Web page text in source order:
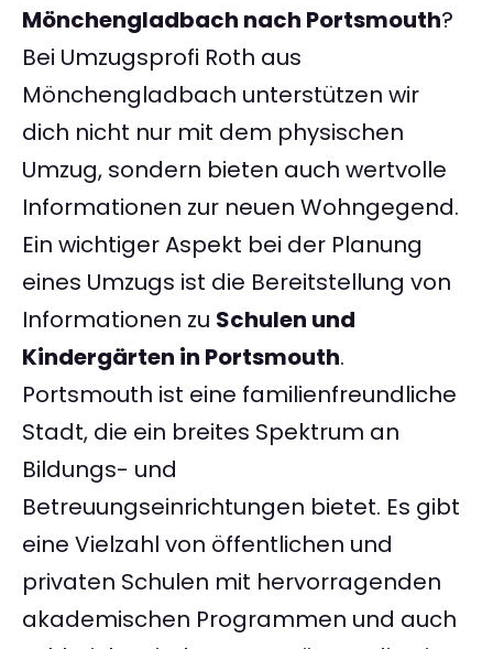
Mönchengladbach nach Portsmouth?
Bei Umzugsprofi Roth aus
Mönchengladbach unterstützen wir
dich nicht nur mit dem physischen
Umzug, sondern bieten auch wertvolle
Informationen zur neuen Wohngegend.
Ein wichtiger Aspekt bei der Planung
eines Umzugs ist die Bereitstellung von
Informationen zu Schulen und
Kindergärten in Portsmouth.
Portsmouth ist eine familienfreundliche
Stadt, die ein breites Spektrum an
Bildungs- und
Betreuungseinrichtungen bietet. Es gibt
eine Vielzahl von öffentlichen und
privaten Schulen mit hervorragenden
akademischen Programmen und auch